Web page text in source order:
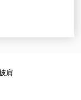
肩